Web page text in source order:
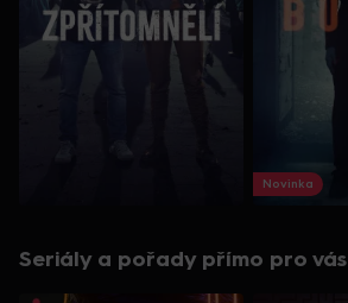
Novinka
Seriály a pořady přímo pro vás